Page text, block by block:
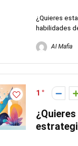
¿Quieres
habilidades
AI Mafia
1